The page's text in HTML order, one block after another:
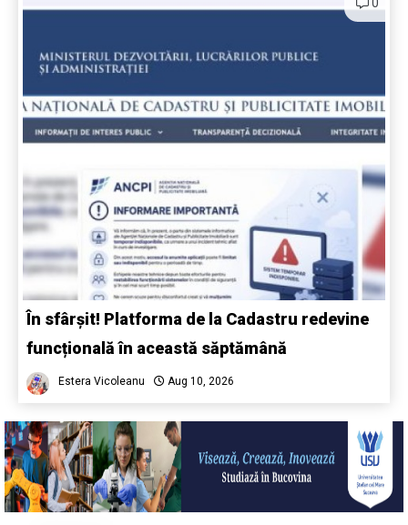
0
În sfârșit! Platforma de la Cadastru redevine
funcțională în această săptămână
Estera Vicoleanu Aug 10, 2026